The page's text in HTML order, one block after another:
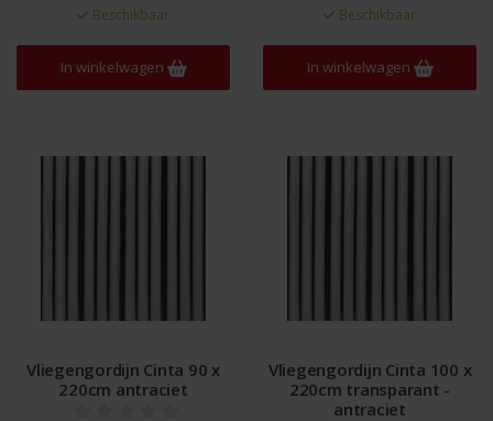
Beschikbaar
In winkelwagen
Beschikbaar
In winkelwagen
Vliegengordijn Cinta 90 x
220cm antraciet
Vliegengordijn Cinta 100 x
220cm transparant -
antraciet